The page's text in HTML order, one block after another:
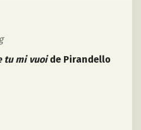
tu mi vuoide Pirandello